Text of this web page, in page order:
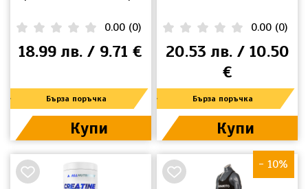
0.00 (0)
18.99 лв. / 9.71 €
Бърза поръчка
Купи
0.00 (0)
20.53 лв. / 10.50
€
Бърза поръчка
Купи
НОВО
- 10%